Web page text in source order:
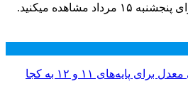
جدول قیمت طلا و ارز را برای پنجشنبه ۱۵ مرداد مشاهده میکنید.